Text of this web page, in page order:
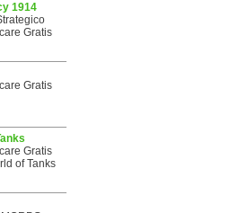
1914
Gratis
Gratis
Gratis
of Tanks